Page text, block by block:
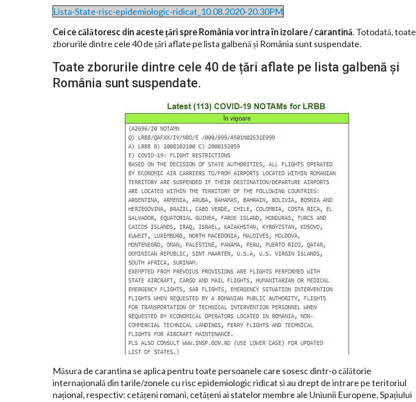
Lista-State-risc-epidemiologic-ridicat_10.08.2020-20.30PM
Cei ce călătoresc din aceste țări spre România vor intra în izolare / carantină. Totodată, toate
zborurile dintre cele 40 de țări aflate pe lista galbenă și România sunt suspendate.
Toate zborurile dintre cele 40 de țări aflate pe lista galbenă și
România sunt suspendate.
Măsura de carantina se aplica pentru toate persoanele care sosesc dintr-o călătorie
internațională din tarile/zonele cu risc epidemiologic ridicat si au drept de intrare pe teritoriul
național, respectiv: cetățeni romani, cetățeni ai statelor membre ale Uniunii Europene, Spațiului